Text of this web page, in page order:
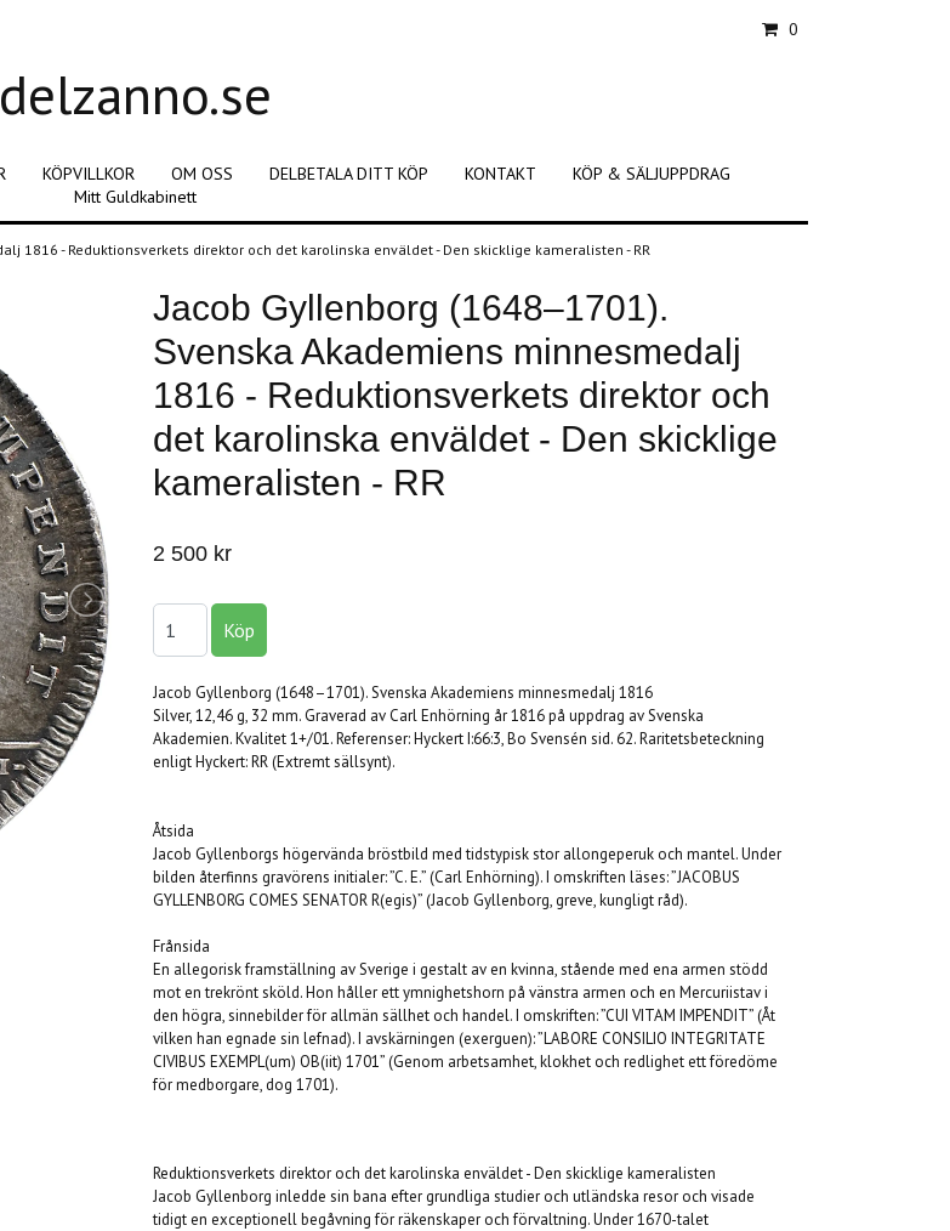
0
delzanno.se
KÖPVILLKOR OM OSS DELBETALA DITT KÖP KONTAKT
KÖP & SÄLJUPPDRAG
Mitt Guldkabinett
1816 - Reduktionsverkets direktor och det karolinska enväldet - Den skicklige kameralisten - RR
Jacob Gyllenborg (1648–1701).
Svenska Akademiens minnesmedalj
1816 - Reduktionsverkets direktor och
det karolinska enväldet - Den skicklige
kameralisten - RR
2 500 kr
Jacob Gyllenborg (1648–1701). Svenska Akademiens minnesmedalj 1816
Silver, 12,46 g, 32 mm. Graverad av Carl Enhörning år 1816 på uppdrag av Svenska
Akademien. Kvalitet 1+/01. Referenser: Hyckert I:66:3, Bo Svensén sid. 62. Raritetsbeteckning
enligt Hyckert: RR (Extremt sällsynt).
Åtsida
Jacob Gyllenborgs högervända bröstbild med tidstypisk stor allongeperuk och mantel. Under
bilden återfinns gravörens initialer: ”C. E.” (Carl Enhörning). I omskriften läses: ”JACOBUS
GYLLENBORG COMES SENATOR R(egis)” (Jacob Gyllenborg, greve, kungligt råd).
Frånsida
En allegorisk framställning av Sverige i gestalt av en kvinna, stående med ena armen stödd
mot en trekrönt sköld. Hon håller ett ymnighetshorn på vänstra armen och en Mercuriistav i
den högra, sinnebilder för allmän sällhet och handel. I omskriften: ”CUI VITAM IMPENDIT” (Åt
vilken han egnade sin lefnad). I avskärningen (exerguen): ”LABORE CONSILIO INTEGRITATE
CIVIBUS EXEMPL(um) OB(iit) 1701” (Genom arbetsamhet, klokhet och redlighet ett föredöme
för medborgare, dog 1701).
Reduktionsverkets direktor och det karolinska enväldet - Den skicklige kameralisten
Jacob Gyllenborg inledde sin bana efter grundliga studier och utländska resor och visade
tidigt en exceptionell begåvning för räkenskaper och förvaltning. Under 1670-talet